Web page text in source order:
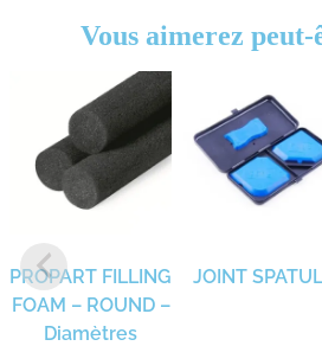
Vous aimerez peut-
PROPART FILLING
FOAM – ROUND –
Diamètres
JOINT